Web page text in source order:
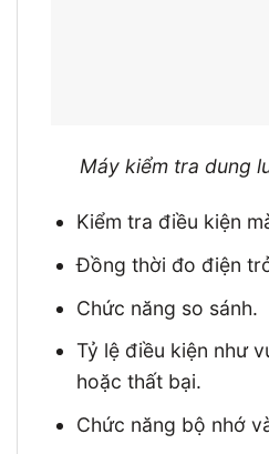
Máy kiểm tra dung
Kiểm tra điều kiện
Đồng thời đo điện
Chức năng so sánh.
Tỷ lệ điều kiện như
hoặc thất bại.
Chức năng bộ nhớ